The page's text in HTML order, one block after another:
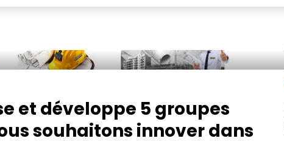
et développe 5 groupes
souhaitons innover dans